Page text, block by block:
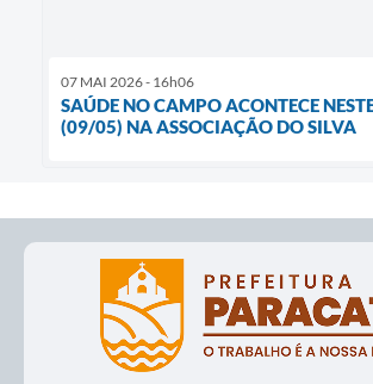
07 MAI 2026 - 16h06
SAÚDE NO CAMPO ACONTECE
(09/05) NA ASSOCIAÇÃO DO SILVA